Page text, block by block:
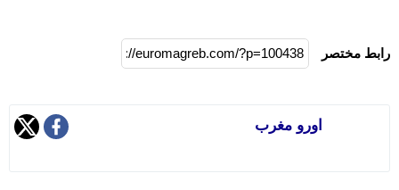
رابط مختصر
اورو مغرب